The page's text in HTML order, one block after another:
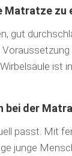
Matratze zu
gut
ist
bei der
passt. Mit
junge